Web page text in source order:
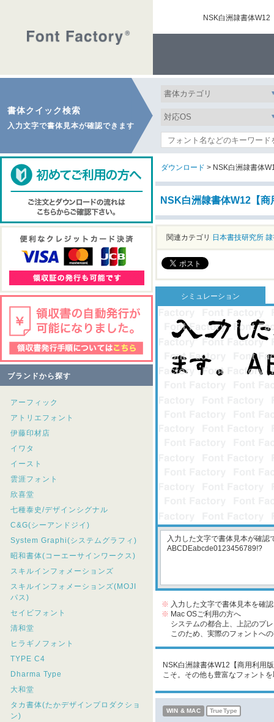
NSK白洲隷書体W12
書体クイック検索
入力文字で書体見本が確認できます
ブランドから探す
アーフィック
アトリエフォント
伊藤印材店
イワタ
イースト
雲涯フォント
欣喜堂
七種泰史/デザインシグナル
C&G(シーアンドジイ)
System Graphi(システムグラフィ)
昭和書体(コーエーサインワークス)
スキルインフォメーションズ
スキルインフォメーションズ(MOJI
パス)
セイビフォント
清和堂
ヒラギノフォント
TYPE C4
Dharma Type
大和堂
タカ書体(たかデザインプロダクショ
ン)
ダウンロード > NSK白洲隷書体
NSK白洲隷書体W12【
関連カテゴリ 日本書技研究所
シミュレーション
※ 入力した文字で書体見本を確
※ Mac OSご利用の方へ
システムの都合上、上記のプ
このため、実際のフォントへの
NSK白洲隷書体W12【商用利用
こそ。その他も豊富なフォント
WIN & MAC TrueType